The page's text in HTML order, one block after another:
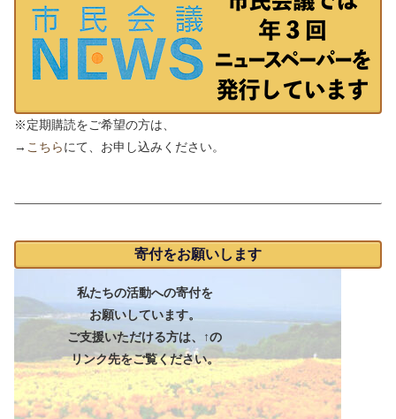
※定期購読をご希望の方は、
→ こちらにて、お申し込みください。
寄付をお願いします
私たちの活動への寄付を
お願いしています。
ご支援いただける方は、↑の
リンク先をご覧ください。